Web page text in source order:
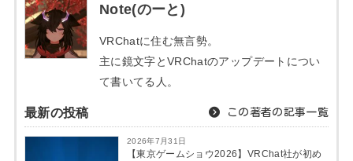
Note(のーと)
VRChatに住む無言勢。
主に鏡文字とVRChatのアップデートについ
て書いてる人。
最新の投稿 この著者の記事一覧
2026年7月31日
【東京ゲームショウ2026】VRChat社が初め